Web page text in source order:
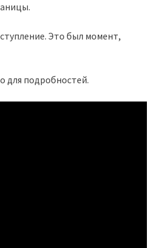
Это был момент,
для подробностей.